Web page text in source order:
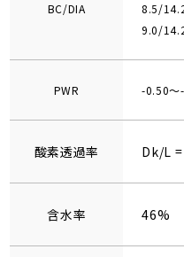
BC/DIA
8.5/
9.0/
PWR -0.50～
酸素透過率 Dk/L
含水率 46%